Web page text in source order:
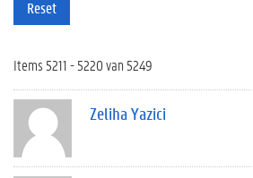
Reset
Items 5211 - 5220 van 5249
Zeliha Yazici